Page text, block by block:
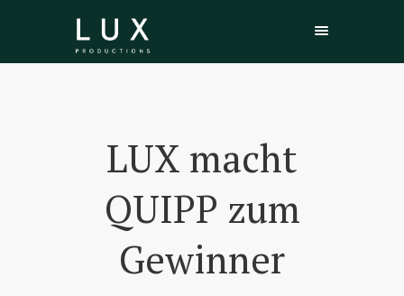
LUX macht
QUIPP zum
Gewinner